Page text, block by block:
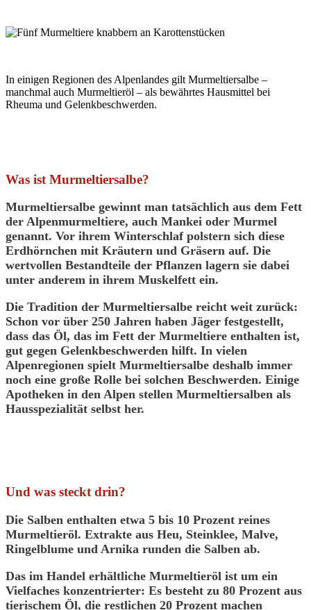
In einigen Regionen des Alpenlandes gilt Murmeltiersalbe –
manchmal auch Murmeltieröl – als bewährtes Hausmittel bei
Rheuma und Gelenkbeschwerden.
Was ist Murmeltiersalbe?
Murmeltiersalbe gewinnt man tatsächlich aus dem Fett
der Alpenmurmeltiere, auch Mankei oder Murmel
genannt. Vor ihrem Winterschlaf polstern sich diese
Erdhörnchen mit Kräutern und Gräsern auf. Die
wertvollen Bestandteile der Pflanzen lagern sie dabei
unter anderem in ihrem Muskelfett ein.
Die Tradition der Murmeltiersalbe reicht weit zurück:
Schon vor über 250 Jahren haben Jäger festgestellt,
dass das Öl, das im Fett der Murmeltiere enthalten ist,
gut gegen Gelenkbeschwerden hilft. In vielen
Alpenregionen spielt Murmeltiersalbe deshalb immer
noch eine große Rolle bei solchen Beschwerden. Einige
Apotheken in den Alpen stellen Murmeltiersalben als
Hausspezialität selbst her.
Und was steckt drin?
Die Salben enthalten etwa 5 bis 10 Prozent reines
Murmeltieröl. Extrakte aus Heu, Steinklee, Malve,
Ringelblume und Arnika runden die Salben ab.
Das im Handel erhältliche Murmeltieröl ist um ein
Vielfaches konzentrierter: Es besteht zu 80 Prozent aus
tierischem Öl, die restlichen 20 Prozent machen